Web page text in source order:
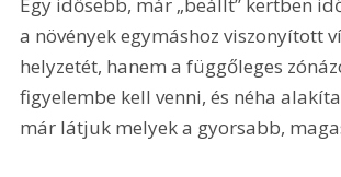
Egy idősebb, már „beállt” kertben
a növények egymáshoz viszonyított
helyzetét, hanem a függőleges
figyelembe kell venni, és néha
már látjuk melyek a gyorsabb,